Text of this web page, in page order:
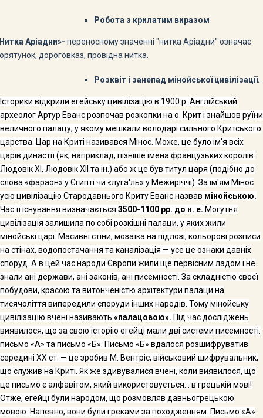
Робота з крилатим виразом
Аріадни»- переносному значенні "нитка Аріадни" означає
дороговказ, провідна нитка.
Розквіт і занепад мінойської цивілізації.
Історики відкрили егейську цивілізацію в 1900 р. Англійський
археолог Артур Еванс розпочав розкопки на о. Крит і знайшов руїни
величного палацу, у якому мешкали володарі сильного Критського
царства. Цар на Криті називався Мінос. Може, це було ім'я всіх
царів династії (як, наприклад, пізніше імена французьких королів:
ЛюдовікXI , ЛюдовікXII
та ін.) або ж це був титул царя (подібно до
слова «фараон» у Єгипті чи «луга'ль» у Межиріччі). За ім'ям Мінос
усю цивілізацію Стародавнього Криту Еванс назвав мінойською.
Час її існуван­ня визначається 3500-1100 рр. до н. е. Могутня
цивілізація залишила по собі розкішні палаци, у яких жили
мінойські царі. Масивні стіни, мозаїка на підлозі, кольорові розписи
на стінах, водопостачання та каналізація — усе це ознаки давніх
споруд. А в цей час народи Європи жили ще первісним ладом і не
знали ані держави, ані законів, ані писемності. За складністю своєї
побудови, красою та витонченістю архітектури палаци на
тисячоліття випереди­ли споруди інших народів. Тому мінойську
цивілізацію вчені називають «пала­цовою». Під час досліджень
виявилося, що за свою історію егейці мали дві системи писемності:
письмо «А» та письмо «Б». Письмо «Б» вдалося розшифруватив
середині XX ст. — це зробив М. Вентріс, військовий шифрувальник,
що слу­жив на Криті. Як же здивувалися вчені, коли виявилося, що
це письмо є алфа­вітом, який використовується... в грецькій мові!
Отже, егейці були народом, що розмовляв давньогрецькою
мовою. Напевно, вони були греками за походжен­ням. Письмо «А»